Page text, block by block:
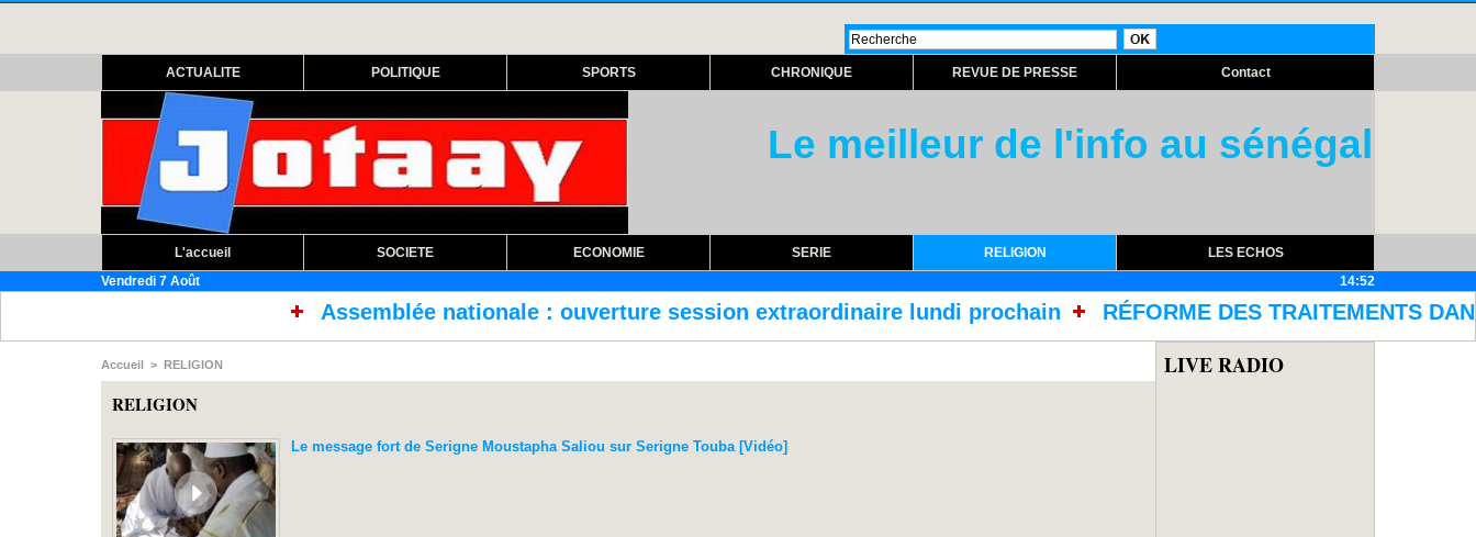
ACTUALITE POLITIQUE SPORTS CHRONIQUE REVUE DE PRESSE Contact
Le meilleur de l'info au sénégal
L'accueil SOCIETE ECONOMIE SERIE RELIGION
LES ECHOS
Vendredi 7 Août
14:52
Assemblée nationale : ouverture session extraordinaire lundi prochain RÉFORME DES TRAITEMENTS DANS LES
Accueil > RELIGION
RELIGION
Le message fort de Serigne Moustapha Saliou sur Serigne Touba [Vidéo]
LIVE RADIO